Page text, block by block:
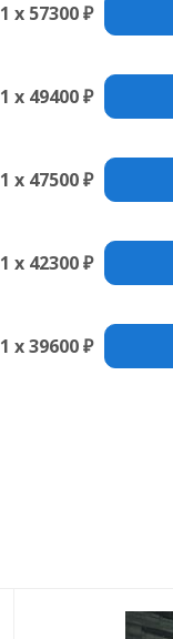
1 x 57300 ₽
1 x 49400 ₽
1 x 47500 ₽
1 x 42300 ₽
1 x 39600 ₽